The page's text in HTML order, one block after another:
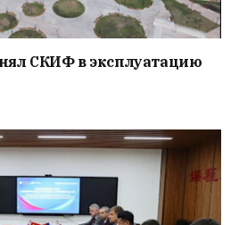
СКИФ в эксплуатацию